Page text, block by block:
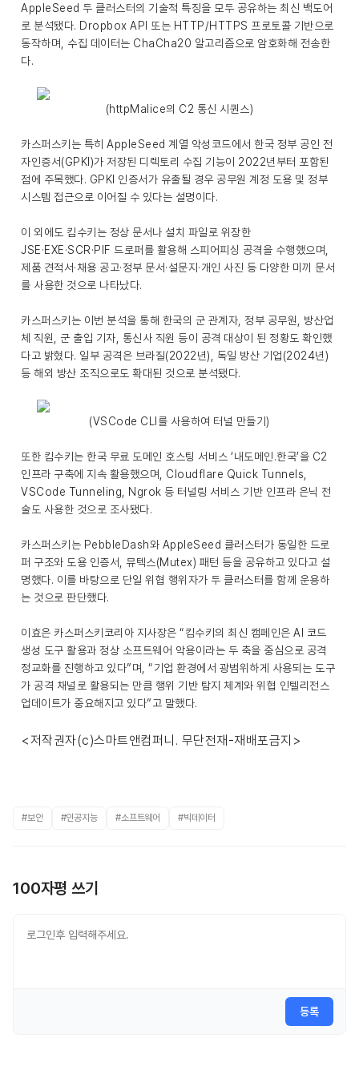
AppleSeed 두 클러스터의 기술적 특징을 모두 공유하는 최신 백도어
로 분석됐다. Dropbox API 또는 HTTP/HTTPS 프로토콜 기반으로
동작하며, 수집 데이터는 ChaCha20 알고리즘으로 암호화해 전송한
다.
(httpMalice의 C2 통신 시퀀스)
카스퍼스키는 특히 AppleSeed 계열 악성코드에서 한국 정부 공인 전
자인증서(GPKI)가 저장된 디렉토리 수집 기능이 2022년부터 포함된
점에 주목했다. GPKI 인증서가 유출될 경우 공무원 계정 도용 및 정부
시스템 접근으로 이어질 수 있다는 설명이다.
이 외에도 킴수키는 정상 문서나 설치 파일로 위장한
JSE·EXE·SCR·PIF 드로퍼를 활용해 스피어피싱 공격을 수행했으며,
제품 견적서·채용 공고·정부 문서·설문지·개인 사진 등 다양한 미끼 문서
를 사용한 것으로 나타났다.
카스퍼스키는 이번 분석을 통해 한국의 군 관계자, 정부 공무원, 방산업
체 직원, 군 출입 기자, 통신사 직원 등이 공격 대상이 된 정황도 확인했
다고 밝혔다. 일부 공격은 브라질(2022년), 독일 방산 기업(2024년)
등 해외 방산 조직으로도 확대된 것으로 분석됐다.
(VSCode CLI를 사용하여 터널 만들기)
또한 킴수키는 한국 무료 도메인 호스팅 서비스 ‘내도메인.한국’을 C2
인프라 구축에 지속 활용했으며, Cloudflare Quick Tunnels,
VSCode Tunneling, Ngrok 등 터널링 서비스 기반 인프라 은닉 전
술도 사용한 것으로 조사됐다.
카스퍼스키는 PebbleDash와 AppleSeed 클러스터가 동일한 드로
퍼 구조와 도용 인증서, 뮤텍스(Mutex) 패턴 등을 공유하고 있다고 설
명했다. 이를 바탕으로 단일 위협 행위자가 두 클러스터를 함께 운용하
는 것으로 판단했다.
이효은 카스퍼스키코리아 지사장은 “킴수키의 최신 캠페인은 AI 코드
생성 도구 활용과 정상 소프트웨어 악용이라는 두 축을 중심으로 공격
정교화를 진행하고 있다”며, “기업 환경에서 광범위하게 사용되는 도구
가 공격 채널로 활용되는 만큼 행위 기반 탐지 체계와 위협 인텔리전스
업데이트가 중요해지고 있다”고 말했다.
<저작권자(c)스마트앤컴퍼니. 무단전재-재배포금지>
#보안 #인공지능 #소프트웨어 #빅데이터
100자평 쓰기
등록